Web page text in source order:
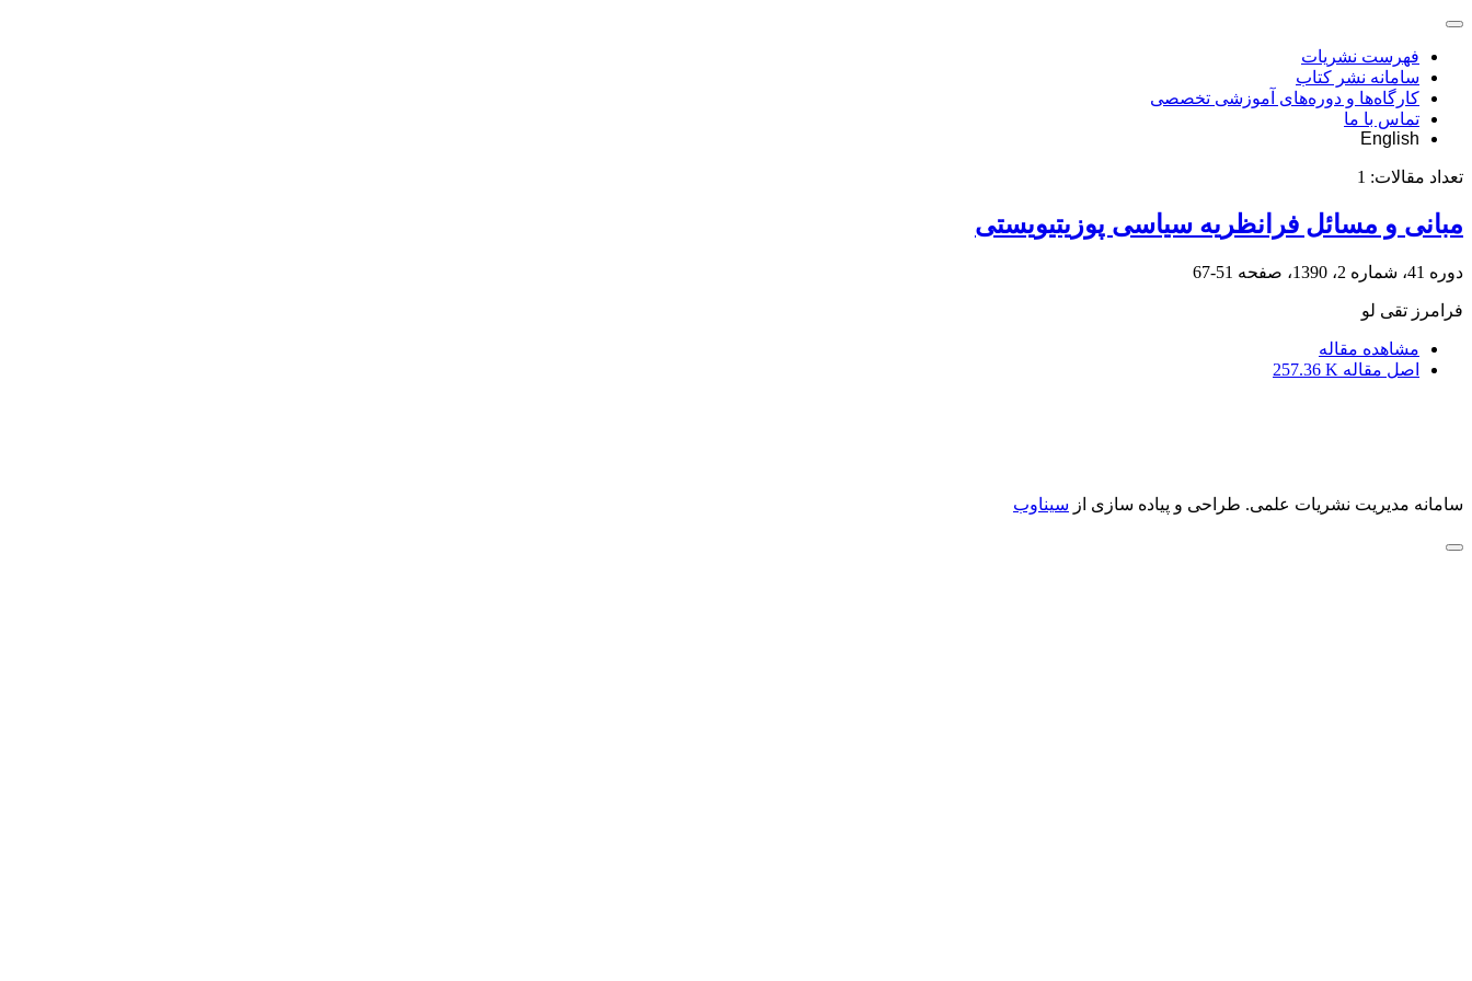
فهرست نشریات
سامانه نشر کتاب
کارگاه‌ها و دوره‌های آموزشی تخصصی
تماس با ما
English
تعداد مقالات: 1
مبانی و مسائل فرانظریه سیاسی پوزیتیویستی
دوره 41، شماره 2، 1390، صفحه 51-67
فرامرز تقی لو
مشاهده مقاله
اصل مقاله 257.36 K
سامانه مدیریت نشریات علمی. طراحی و پیاده سازی از سیناوب